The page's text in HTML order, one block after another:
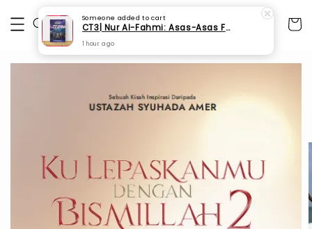
Someone added to cart
CT3| Nur Al-Fahmi: Asas-Asas Fardhu Ain (SPI 175)
1 hour ago